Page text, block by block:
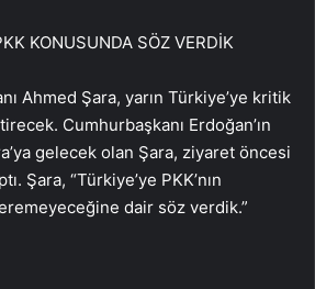
KONUSUNDA SÖZ VERDİK
Ahmed Şara, yarın Türkiye’ye kritik
Cumhurbaşkanı Erdoğan’ın
gelecek olan Şara, ziyaret öncesi
Şara, “Türkiye’ye PKK’nın
dair söz verdik.”